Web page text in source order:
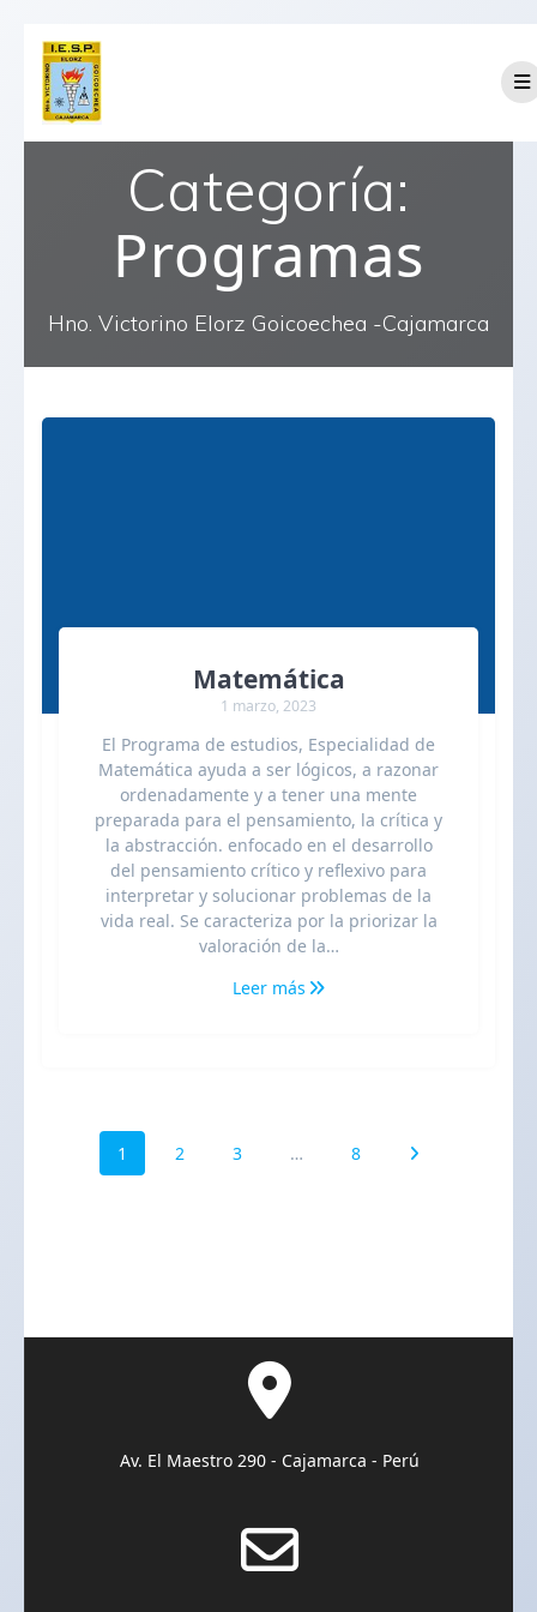
Categoría:
Programas
Hno. Victorino Elorz Goicoechea -Cajamarca
Matemática
1 marzo, 2023
El Programa de estudios, Especialidad de
Matemática ayuda a ser lógicos, a razonar
ordenadamente y a tener una mente
preparada para el pensamiento, la crítica y
la abstracción. enfocado en el desarrollo
del pensamiento crítico y reflexivo para
interpretar y solucionar problemas de la
vida real. Se caracteriza por la priorizar la
valoración de la…
Leer más
Navegación
Página
1 Página
2 Página
3 … Página
8
Av. El Maestro 290 - Cajamarca - Perú